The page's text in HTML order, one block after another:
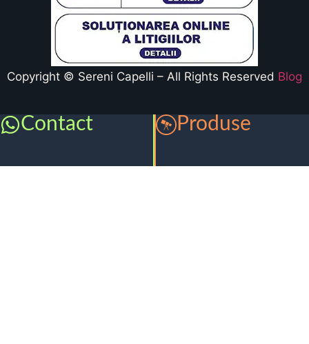
Copyright © Sereni Capelli – All Rights Reserved Blog
Contact Produse